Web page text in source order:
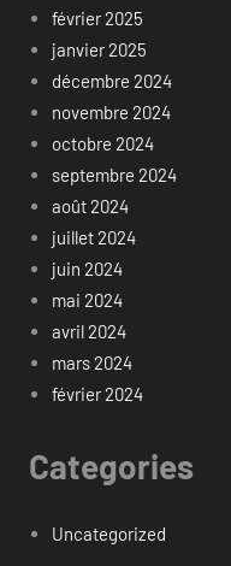
février 2025
janvier 2025
décembre 2024
novembre 2024
octobre 2024
septembre 2024
août 2024
juillet 2024
juin 2024
mai 2024
avril 2024
mars 2024
février 2024
Categories
Uncategorized